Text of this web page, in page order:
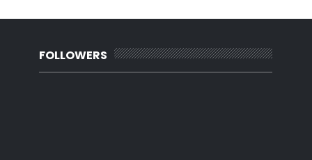
►June(13)
March(5)
February(4)
FOLLOWERS